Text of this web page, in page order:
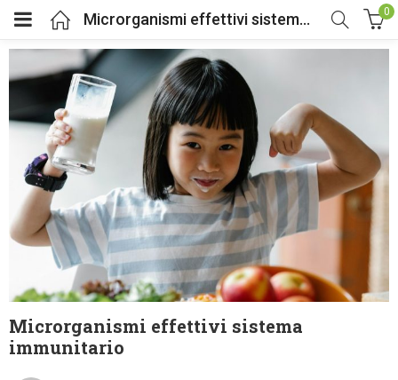
Microrganismi effettivi sistema immunitario 0
Microrganismi effettivi sistema
immunitario